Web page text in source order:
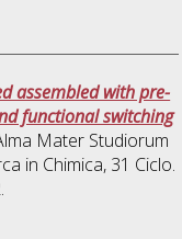
assembled with pre-
functional switching
Mater Studiorum
in Chimica, 31 Ciclo.